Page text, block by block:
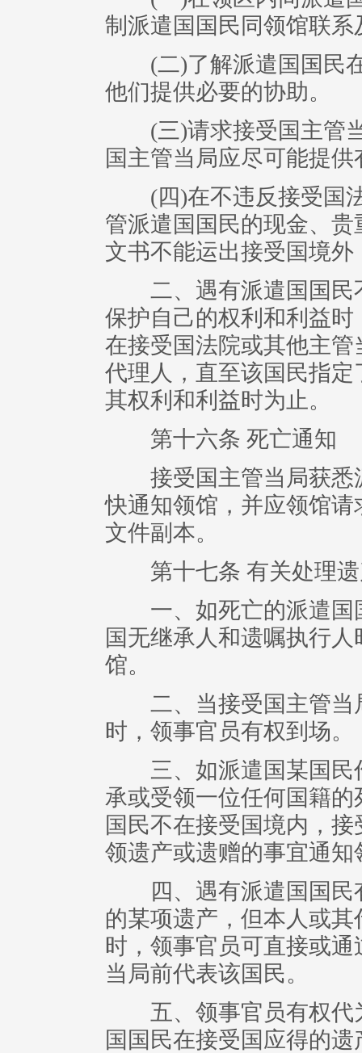
制派遣国国民同领馆联系
(二)了解派遣国国民在
他们提供必要的协助。
(三)请求接受国主管当
国主管当局应尽可能提供
(四)在不违反接受国法
管派遣国国民的现金、
文书不能运出接受国境
二、遇有派遣国国民
保护自己的权利和利益
在接受国法院或其他主
代理人，直至该国民指
其权利和利益时为止。
第十六条 死亡通知
接受国主管当局获悉
快通知领馆，并应领馆
文件副本。
第十七条 有关处理遗
一、如死亡的派遣国
国无继承人和遗嘱执行
馆。
二、当接受国主管当
时，领事官员有权到场。
三、如派遣国某国民
承或受领一位任何国籍
国民不在接受国境内，
领遗产或遗赠的事宜通知
四、遇有派遣国国民
的某项遗产，但本人或
时，领事官员可直接或
当局前代表该国民。
五、领事官员有权代
国国民在接受国应得的